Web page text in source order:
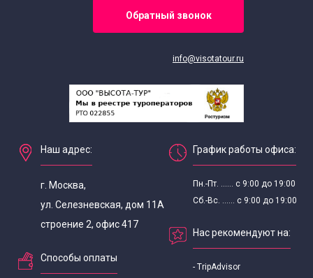
Обратный звонок
info@visotatour.ru
Наш адрес:
г. Москва,
ул. Селезневская, дом 11А
строение 2, офис 417
Способы оплаты
График работы офиса:
Пн.-Пт. ...... с 9:00 до 19:00
Сб.-Вс. ...... с 9:00 до 19:00
Нас рекомендуют на:
- TripAdvisor